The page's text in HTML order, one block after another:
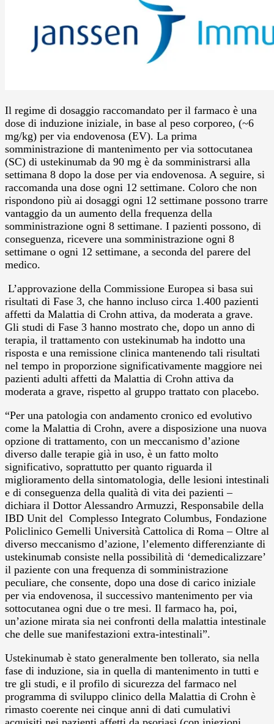
Il regime di dosaggio raccomandato per il farmaco è una
dose di induzione iniziale, in base al peso corporeo, (~6
mg/kg) per via endovenosa (EV). La prima
somministrazione di mantenimento per via sottocutanea
(SC) di ustekinumab da 90 mg è da somministrarsi alla
settimana 8 dopo la dose per via endovenosa. A seguire, si
raccomanda una dose ogni 12 settimane. Coloro che non
rispondono più ai dosaggi ogni 12 settimane possono trarre
vantaggio da un aumento della frequenza della
somministrazione ogni 8 settimane. I pazienti possono, di
conseguenza, ricevere una somministrazione ogni 8
settimane o ogni 12 settimane, a seconda del parere del
medico.
L’approvazione della Commissione Europea si basa sui
risultati di Fase 3, che hanno incluso circa 1.400 pazienti
affetti da Malattia di Crohn attiva, da moderata a grave.
Gli studi di Fase 3 hanno mostrato che, dopo un anno di
terapia, il trattamento con ustekinumab ha indotto una
risposta e una remissione clinica mantenendo tali risultati
nel tempo in proporzione significativamente maggiore nei
pazienti adulti affetti da Malattia di Crohn attiva da
moderata a grave, rispetto al gruppo trattato con placebo.
“Per una patologia con andamento cronico ed evolutivo
come la Malattia di Crohn, avere a disposizione una nuova
opzione di trattamento, con un meccanismo d’azione
diverso dalle terapie già in uso, è un fatto molto
significativo, soprattutto per quanto riguarda il
miglioramento della sintomatologia, delle lesioni intestinali
e di conseguenza della qualità di vita dei pazienti –
dichiara il Dottor Alessandro Armuzzi, Responsabile della
IBD Unit del Complesso Integrato Columbus, Fondazione
Policlinico Gemelli Università Cattolica di Roma – Oltre al
diverso meccanismo d’azione, l’elemento differenziante di
ustekinumab consiste nella possibilità di ‘demedicalizzare’
il paziente con una frequenza di somministrazione
peculiare, che consente, dopo una dose di carico iniziale
per via endovenosa, il successivo mantenimento per via
sottocutanea ogni due o tre mesi. Il farmaco ha, poi,
un’azione mirata sia nei confronti della malattia intestinale
che delle sue manifestazioni extra-intestinali”.
Ustekinumab è stato generalmente ben tollerato, sia nella
fase di induzione, sia in quella di mantenimento in tutti e
tre gli studi, e il profilo di sicurezza del farmaco nel
programma di sviluppo clinico della Malattia di Crohn è
rimasto coerente nei cinque anni di dati cumulativi